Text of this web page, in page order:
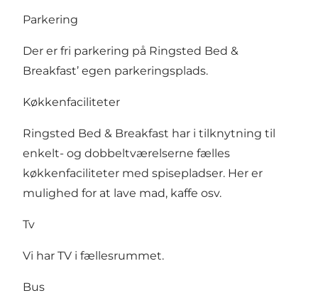
Parkering
Der er fri parkering på Ringsted Bed &
Breakfast’ egen parkeringsplads.
Køkkenfaciliteter
Ringsted Bed & Breakfast har i tilknytning til
enkelt- og dobbeltværelserne fælles
køkkenfaciliteter med spisepladser. Her er
mulighed for at lave mad, kaffe osv.
Tv
Vi har TV i fællesrummet.
Bus